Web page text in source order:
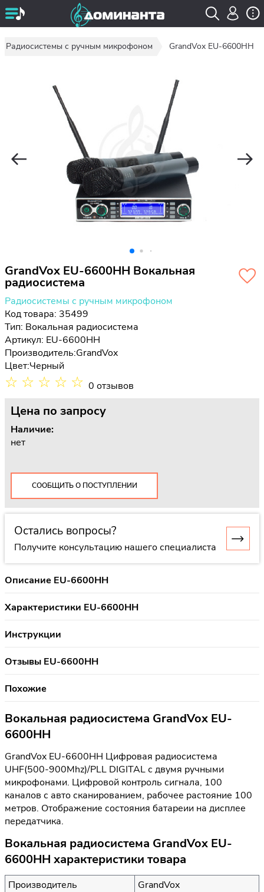
Радиосистемы с ручным микрофоном GrandVox EU-6600HH
GrandVox EU-6600HH Вокальная
радиосистема
Радиосистемы с ручным микрофоном
Код товара: 35499
Тип: Вокальная радиосистема
Артикул: EU-6600HH
Производитель:GrandVox
Цвет:Черный
☆ ☆ ☆ ☆ ☆ 0 отзывов
Цена по запросу
Наличие:
нет
СООБЩИТЬ О ПОСТУПЛЕНИИ
Остались вопросы?
Получите консультацию нашего специалиста
Описание EU-6600HH
Характеристики EU-6600HH
Инструкции
Отзывы EU-6600HH
Похожие
Вокальная радиосистема GrandVox EU-
6600HH
GrandVox EU-6600HH Цифровая радиосистема
UHF(500-900Mhz)/PLL DIGITAL с двумя ручными
микрофонами. Цифровой контроль сигнала, 100
каналов с авто сканированием, рабочее растояние 100
метров. Отображение состояния батареии на дисплее
передатчика.
Вокальная радиосистема GrandVox EU-
6600HH характеристики товара
Производитель
GrandVox